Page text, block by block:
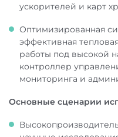
ускорителей и карт
Оптимизированная
эффективная
работы под высокой
контроллер
мониторинга и
Основные сценарии